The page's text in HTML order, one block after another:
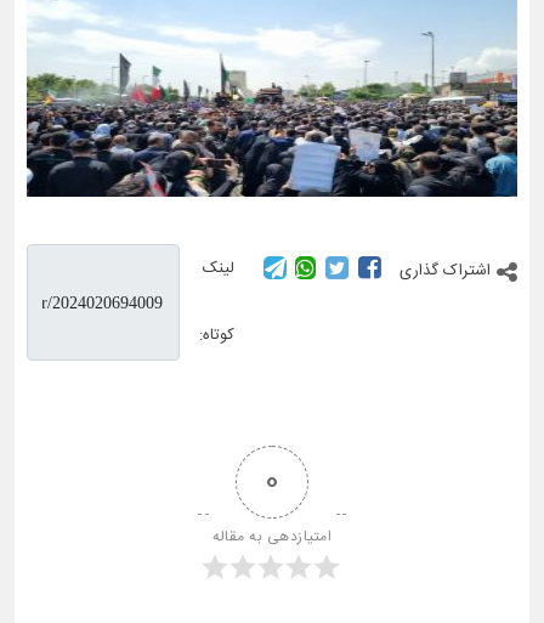
اشتراک گذاری لینک
کوتاه:
0
امتیازدهی به مقاله